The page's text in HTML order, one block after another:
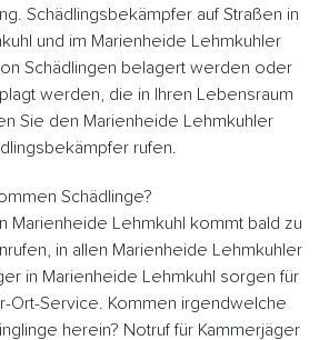
Schädlingsbekämpfer auf Straßen in
und im Marienheide Lehmkuhler
Schädlingen belagert werden oder
werden, die in Ihren Lebensraum
Sie den Marienheide Lehmkuhler
rufen.
Schädlinge?
Marienheide Lehmkuhl kommt bald zu
in allen Marienheide Lehmkuhler
in Marienheide Lehmkuhl sorgen für
Ort-Service. Kommen irgendwelche
herein? Notruf für Kammerjäger